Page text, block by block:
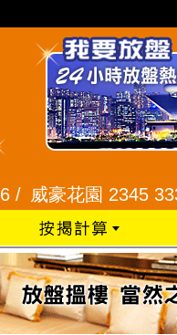
威豪花園 2345 3331